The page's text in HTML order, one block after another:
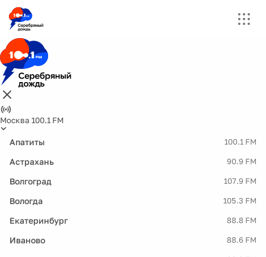
Москва 100.1 FM
Апатиты 100.1 FM
Астрахань 90.9 FM
Волгоград 107.9 FM
Вологда 105.3 FM
Екатеринбург 88.8 FM
Иваново 88.6 FM